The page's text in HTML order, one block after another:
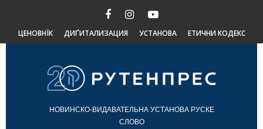
ЦЕНОВНЇК ДИҐИТАЛИЗАЦИЯ УСТАНОВА ЕТИЧНИ КОДЕКС
НОВИНСКО-ВИДАВАТЕЛЬНА УСТАНОВА РУСКЕ
СЛОВО